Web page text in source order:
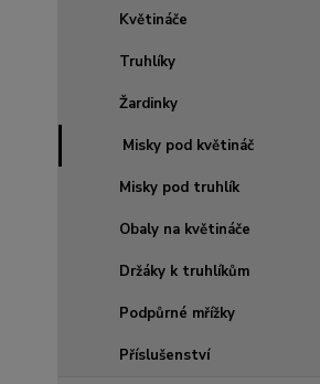
Květináče
Truhlíky
Žardinky
Misky pod květináč
Misky pod truhlík
Obaly na květináče
Držáky k truhlíkům
Podpůrné mřížky
Příslušenství